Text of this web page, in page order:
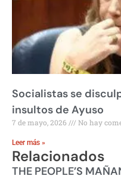
Socialistas se
insultos de Ayuso
7 de mayo, 2026 No hay
Leer más »
Relacionados
THE PEOPLE’S